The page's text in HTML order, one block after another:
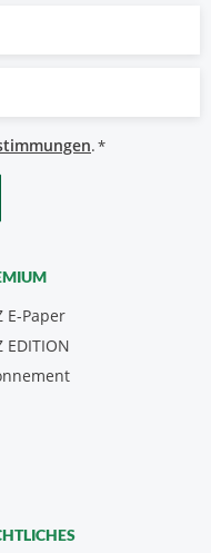
.*
E-Paper
EDITION